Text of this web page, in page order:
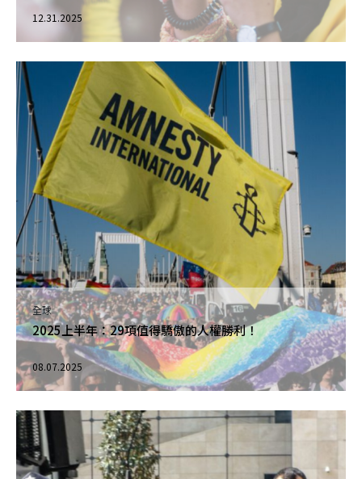
12.31.2025
全球
2025上半年：29項值得驕傲的人權勝利！
08.07.2025